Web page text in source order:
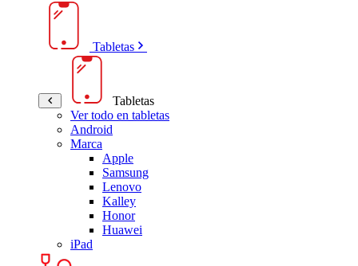
Tabletas
Tabletas
Ver todo en tabletas
Android
Marca
Apple
Samsung
Lenovo
Kalley
Honor
Huawei
iPad